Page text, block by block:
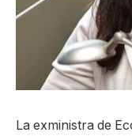
La exministra de